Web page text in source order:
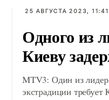
25 АВГУСТА 2023, 11:41
Одного из
Киеву
MTV3: Один из
экстрадиции требует